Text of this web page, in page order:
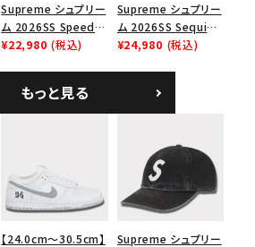
絞り込んで検索する
Supreme シュプリー
ム 2026SS Speed
Tee スピードTシャツ
¥22,980 (税込)
Supreme シュプリー
ム 2026SS Sequin
Denim Classic
シックロゴ 6パネルキ
ャップ ブラック
¥24,980 (税込)
もっと見る
【24.0cm～30.5cm】
Supreme シュプリー